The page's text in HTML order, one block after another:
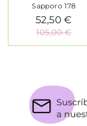
Sapporo 178
52,50 €
105,00 €